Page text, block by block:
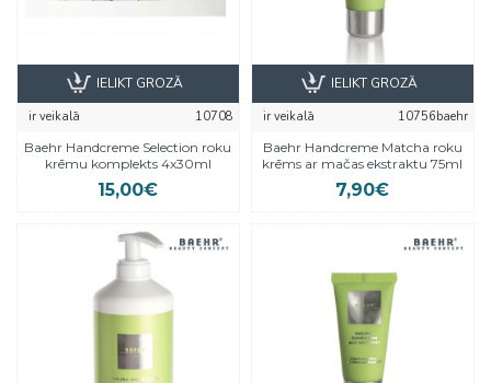
ir veikalā
10708
Baehr Handcreme Selection roku
krēmu komplekts 4x30ml
15,00€
IELIKT GROZĀ
ir veikalā
10756baehr
Baehr Handcreme Matcha roku
krēms ar mačas ekstraktu 75ml
7,90€
IELIKT GROZĀ